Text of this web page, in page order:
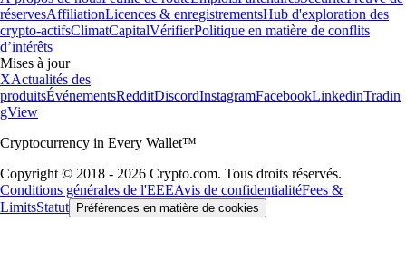
réservesAffiliationLicences & enregistrementsHub d'exploration des
crypto-actifsClimatCapitalVérifierPolitique en matière de conflits
d’intérêts
Mises à jour
XActualités des
produitsÉvénementsRedditDiscordInstagramFacebookLinkedinTradin
gView
Cryptocurrency in Every Wallet™
Copyright © 2018 - 2026 Crypto.com. Tous droits réservés.
Conditions générales de l'EEEAvis de confidentialitéFees &
LimitsStatut Préférences en matière de cookies